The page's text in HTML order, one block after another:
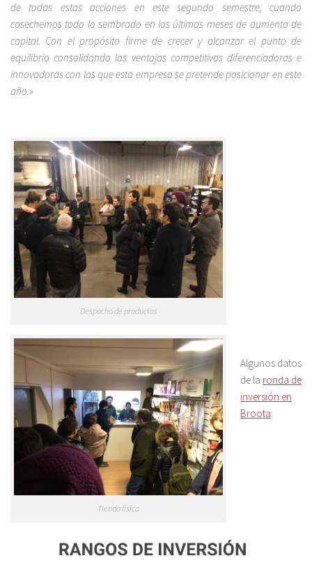
de todas estas acciones en este segundo semestre, cuando
cosechemos todo lo sembrado en los últimos meses de aumento de
capital. Con el propósito firme de crecer y alcanzar el punto de
equilibrio consolidando las ventajas competitivas diferenciadoras e
innovadoras con las que esta empresa se pretende posicionar en este
año.»
Despacho de productos
Tienda física
Algunos datos
de la ronda de
inversión en
Broota: